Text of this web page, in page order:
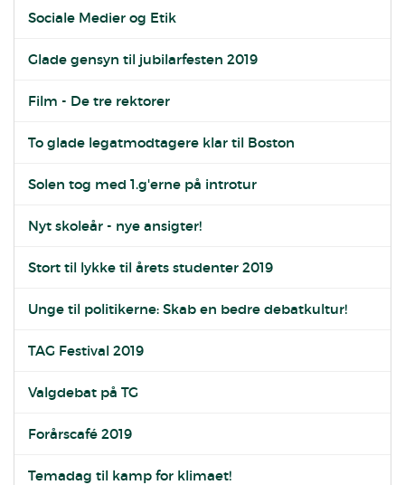
Sociale Medier og Etik
Glade gensyn til jubilarfesten 2019
Film - De tre rektorer
To glade legatmodtagere klar til Boston
Solen tog med 1.g'erne på introtur
Nyt skoleår - nye ansigter!
Stort til lykke til årets studenter 2019
Unge til politikerne: Skab en bedre debatkultur!
TAG Festival 2019
Valgdebat på TG
Forårscafé 2019
Temadag til kamp for klimaet!